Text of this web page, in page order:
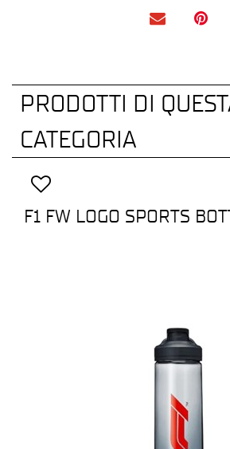
PRODOTTI DI
CATEGORIA
F1 FW LOGO SPORTS